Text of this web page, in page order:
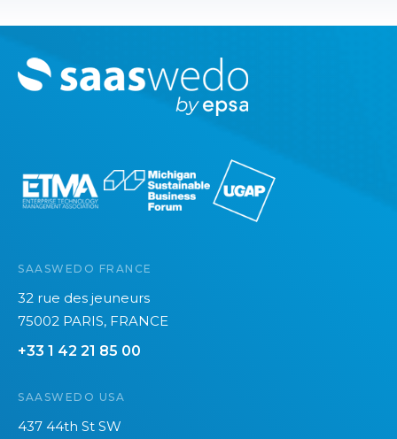
M
o
SAASWEDO FRANCE
32 rue des jeuneurs
75002 PARIS, FRANCE
+33 1 42 21 85 00
SAASWEDO USA
437 44th St SW